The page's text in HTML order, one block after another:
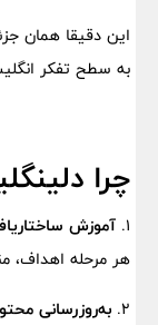
این دقیقا همان
به سطح تفکر
چرا
1. آموزش
هر مرحله اهداف،
2. به‌روزرسانی